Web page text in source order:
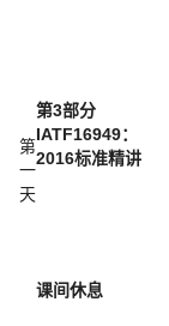
第
一
天
第3部分
IATF16949：
2016标准精讲
课间休息